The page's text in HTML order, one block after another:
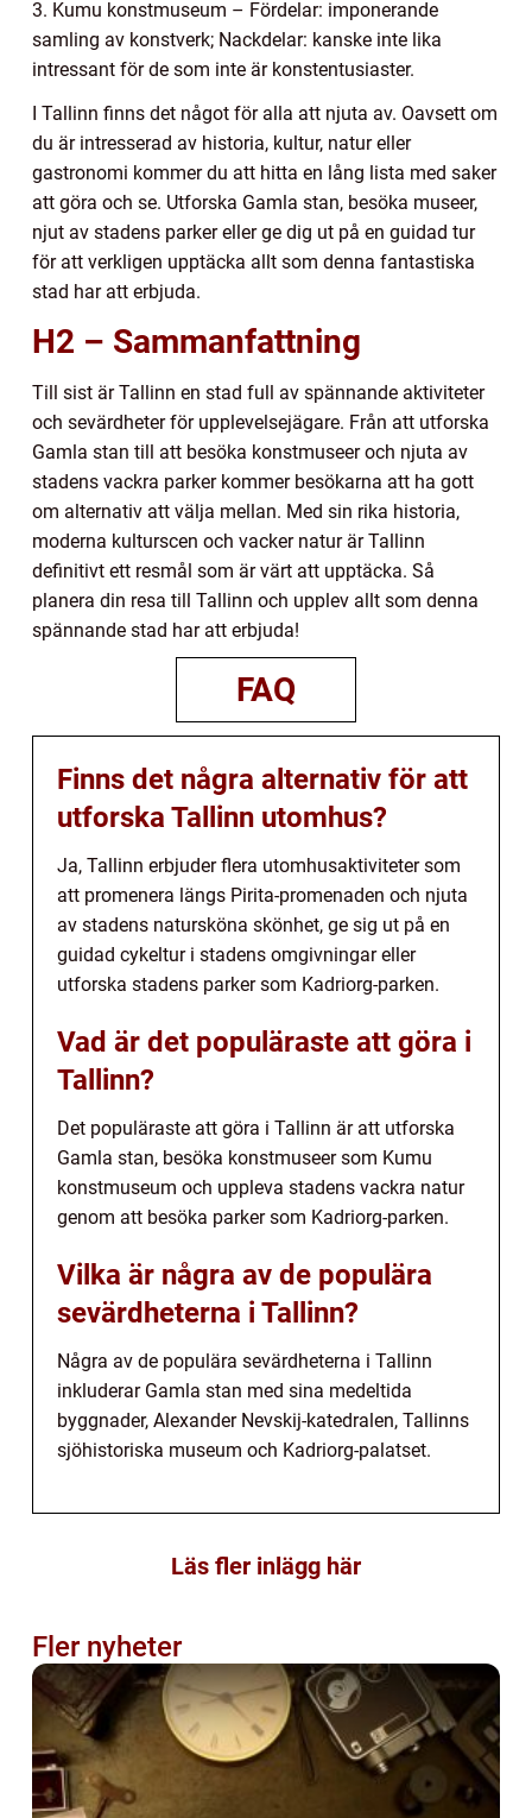
3. Kumu konstmuseum – Fördelar: imponerande
samling av konstverk; Nackdelar: kanske inte lika
intressant för de som inte är konstentusiaster.
I Tallinn finns det något för alla att njuta av. Oavsett om
du är intresserad av historia, kultur, natur eller
gastronomi kommer du att hitta en lång lista med saker
att göra och se. Utforska Gamla stan, besöka museer,
njut av stadens parker eller ge dig ut på en guidad tur
för att verkligen upptäcka allt som denna fantastiska
stad har att erbjuda.
H2 – Sammanfattning
Till sist är Tallinn en stad full av spännande aktiviteter
och sevärdheter för upplevelsejägare. Från att utforska
Gamla stan till att besöka konstmuseer och njuta av
stadens vackra parker kommer besökarna att ha gott
om alternativ att välja mellan. Med sin rika historia,
moderna kulturscen och vacker natur är Tallinn
definitivt ett resmål som är värt att upptäcka. Så
planera din resa till Tallinn och upplev allt som denna
spännande stad har att erbjuda!
FAQ
Finns det några alternativ för att
utforska Tallinn utomhus?
Ja, Tallinn erbjuder flera utomhusaktiviteter som
att promenera längs Pirita-promenaden och njuta
av stadens natursköna skönhet, ge sig ut på en
guidad cykeltur i stadens omgivningar eller
utforska stadens parker som Kadriorg-parken.
Vad är det populäraste att göra i
Tallinn?
Det populäraste att göra i Tallinn är att utforska
Gamla stan, besöka konstmuseer som Kumu
konstmuseum och uppleva stadens vackra natur
genom att besöka parker som Kadriorg-parken.
Vilka är några av de populära
sevärdheterna i Tallinn?
Några av de populära sevärdheterna i Tallinn
inkluderar Gamla stan med sina medeltida
byggnader, Alexander Nevskij-katedralen, Tallinns
sjöhistoriska museum och Kadriorg-palatset.
Läs fler inlägg här
Fler nyheter